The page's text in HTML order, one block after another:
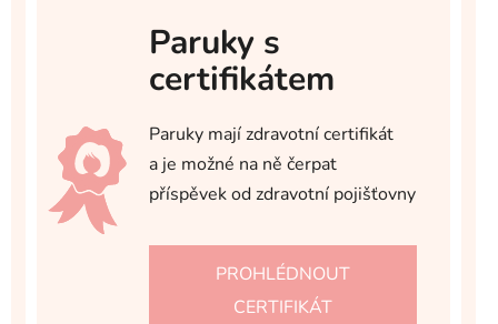
Paruky s
certifikátem
Paruky mají zdravotní certifikát
a je možné na ně čerpat
příspěvek od zdravotní pojišťovny
PROHLÉDNOUT
CERTIFIKÁT